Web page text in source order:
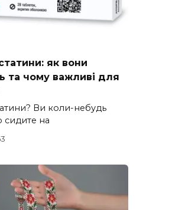
як вони
та чому важливі для
Ви коли-небудь
сидите на